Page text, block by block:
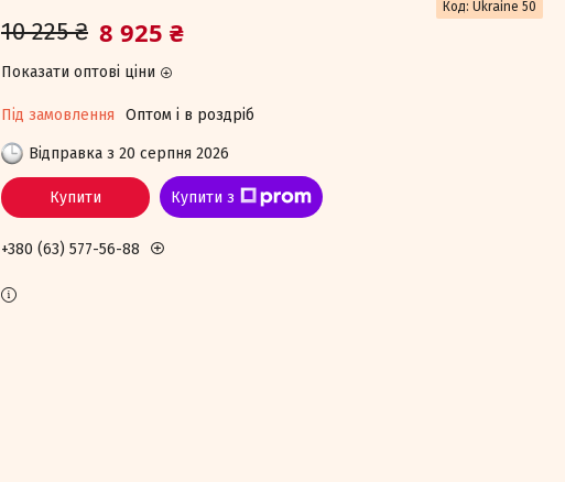
10 225 ₴ 8 925 ₴
Показати оптові ціни
Під замовлення Оптом і в роздріб
Код: Ukraine 50
Відправка з 20 серпня 2026
Купити Купити з
+380 (63) 577-56-88